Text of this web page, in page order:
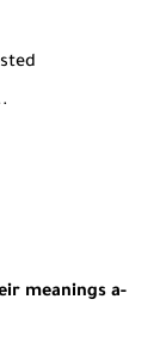
meanings a-